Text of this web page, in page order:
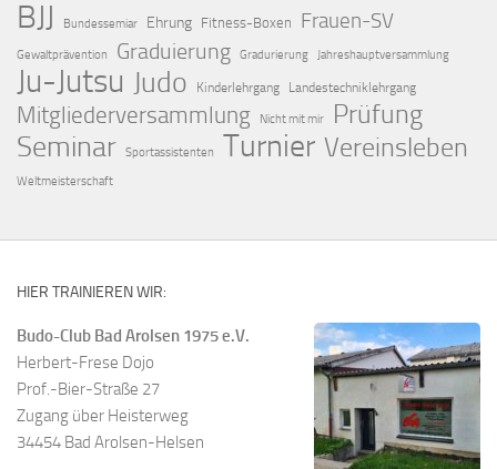
BJJ Bundessemiar Ehrung Fitness-Boxen Frauen-SV
Gewaltprävention Graduierung Gradurierung Jahreshauptversammlung
Ju-Jutsu Judo Kinderlehrgang Landestechniklehrgang
Mitgliederversammlung Nicht mit mir Prüfung
Seminar Sportassistenten Turnier Vereinsleben
Weltmeisterschaft
HIER TRAINIEREN WIR:
Budo-Club Bad Arolsen 1975 e.V.
Herbert-Frese Dojo
Prof.-Bier-Straße 27
Zugang über Heisterweg
34454 Bad Arolsen-Helsen